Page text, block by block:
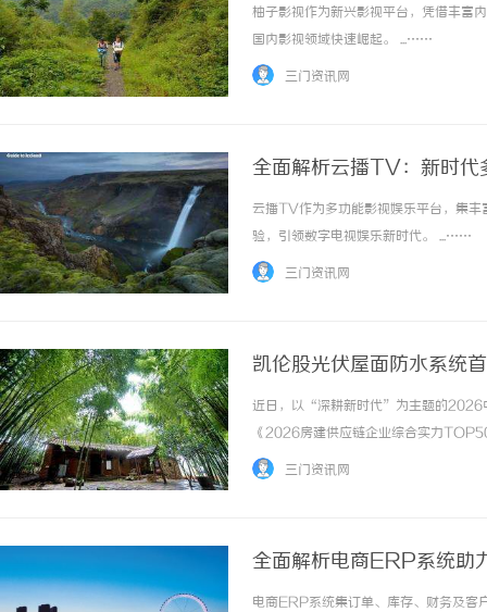
柚子影视作为新兴影视平台，凭借丰富
国内影视领域快速崛起。 ...……
三门资讯网
全面解析云播TV：新时代
云播TV作为多功能影视娱乐平台，集丰
验，引领数字电视娱乐新时代。 ...……
三门资讯网
凯伦股光伏屋面防水系统
近日，以“深耕新时代”为主题的2026
《2026房建供应链企业综合实力
其中，凯伦股份凭借长久以来突出的品
三门资讯网
全面解析电商ERP系统助
电商ERP系统集订单、库存、财务及客
贝净 AC 国际医疗实验室，标准化研发体系
全解析